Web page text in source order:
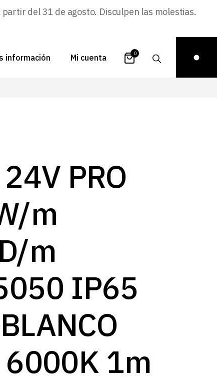
del 31 de agosto. Disculpen las molestias.
información
de inspiración
Mi cuenta
contraseña
0
PRO
m
m
IP65
6000K 1m